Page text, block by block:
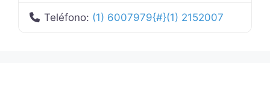
Teléfono: (1) 6007979{#}(1) 2152007